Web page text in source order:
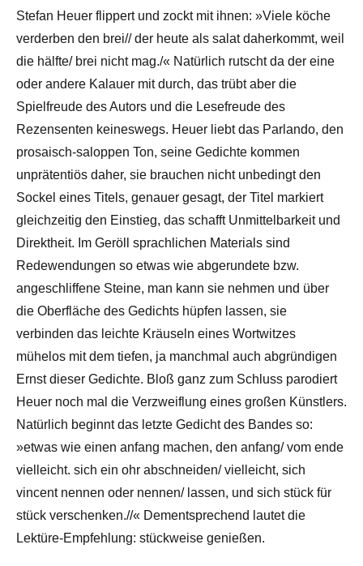
Stefan Heuer flippert und zockt mit ihnen: »Viele köche
verderben den brei// der heute als salat daherkommt, weil
die hälfte/ brei nicht mag./« Natürlich rutscht da der eine
oder andere Kalauer mit durch, das trübt aber die
Spielfreude des Autors und die Lesefreude des
Rezensenten keineswegs. Heuer liebt das Parlando, den
prosaisch-saloppen Ton, seine Gedichte kommen
unprätentiös daher, sie brauchen nicht unbedingt den
Sockel eines Titels, genauer gesagt, der Titel markiert
gleichzeitig den Einstieg, das schafft Unmittelbarkeit und
Direktheit. Im Geröll sprachlichen Materials sind
Redewendungen so etwas wie abgerundete bzw.
angeschliffene Steine, man kann sie nehmen und über
die Oberfläche des Gedichts hüpfen lassen, sie
verbinden das leichte Kräuseln eines Wortwitzes
mühelos mit dem tiefen, ja manchmal auch abgründigen
Ernst dieser Gedichte. Bloß ganz zum Schluss parodiert
Heuer noch mal die Verzweiflung eines großen Künstlers.
Natürlich beginnt das letzte Gedicht des Bandes so:
»etwas wie einen anfang machen, den anfang/ vom ende
vielleicht. sich ein ohr abschneiden/ vielleicht, sich
vincent nennen oder nennen/ lassen, und sich stück für
stück verschenken.//« Dementsprechend lautet die
Lektüre-Empfehlung: stückweise genießen.